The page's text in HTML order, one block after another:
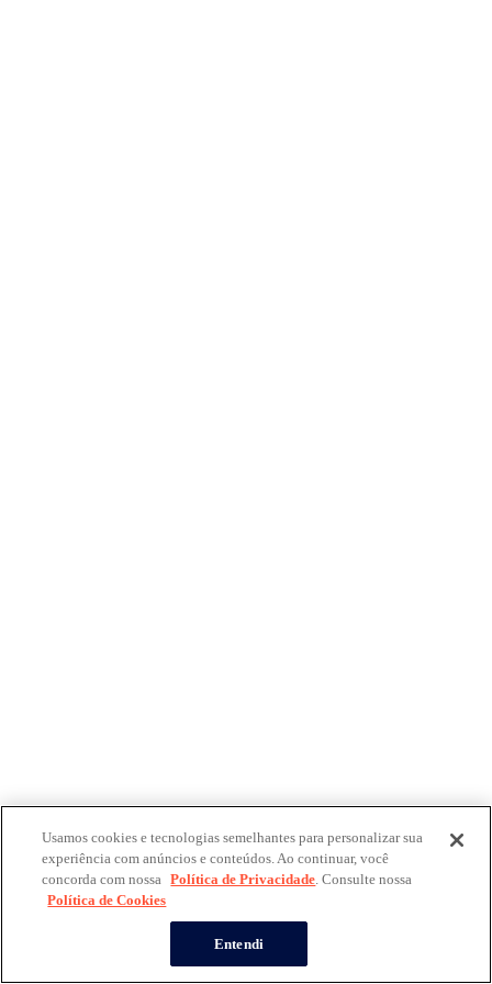
Usamos cookies e tecnologias semelhantes para personalizar sua
experiência com anúncios e conteúdos. Ao continuar, você
concorda com nossa Política de Privacidade. Consulte nossa
Política de Cookies
Entendi